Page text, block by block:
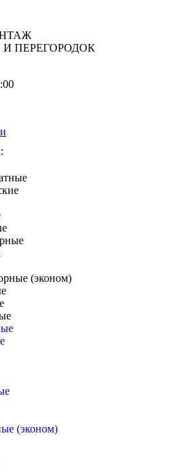
ПЕРЕГОРОДОК
(эконом)
(эконом)